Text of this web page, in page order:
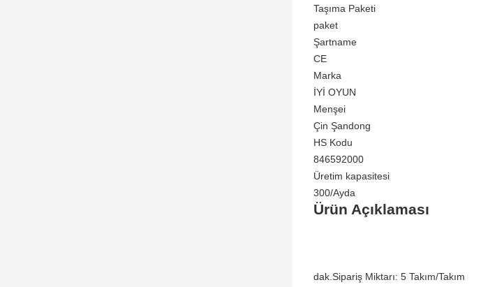
Taşıma Paketi
paket
Şartname
CE
Marka
İYİ OYUN
Menşei
Çin Şandong
HS Kodu
846592000
Üretim kapasitesi
300/Ayda
Ürün Açıklaması
dak.Sipariş Miktarı: 5 Takım/Takım